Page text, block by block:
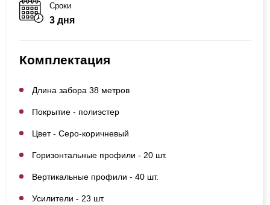
Сроки
3 дня
Комплектация
Длина забора 38 метров
Покрытие - полиэстер
Цвет - Серо-коричневый
Горизонтальные профили - 20 шт.
Вертикальные профили - 40 шт.
Усилители - 23 шт.